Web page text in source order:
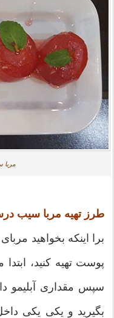
مربا
طرز تهیه مربا سیب
برا اینکه بخواهید
پوست تهیه کنید،
سپس مقداری آبلیمو
بگیرید و یکی یکی